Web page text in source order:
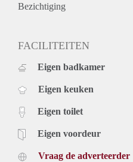
Bezichtiging
FACILITEITEN
Eigen badkamer
Eigen keuken
Eigen toilet
Eigen voordeur
Vraag de adverteerder